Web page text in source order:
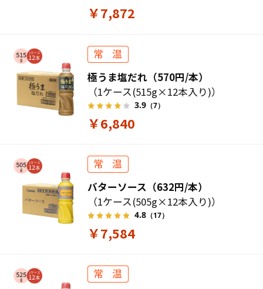
￥7,872
極うま塩だれ（570円/本）
（1ケース(515g×12本入り)）
3.9 （7）
￥6,840
バターソース（632円/本）
（1ケース(505g×12本入り)）
4.8 （17）
￥7,584